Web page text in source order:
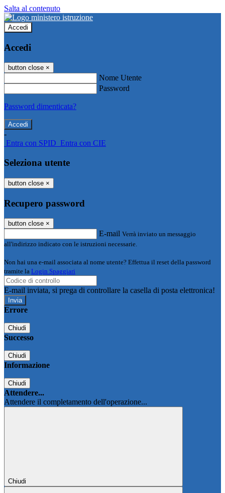
Salta al contenuto
Accedi
Accedi
button close ×
Nome Utente
Password
Password dimenticata?
-
Entra con SPID Entra con CIE
Seleziona utente
button close ×
Recupero password
button close ×
E-mail Verrà inviato un messaggio
all'indirizzo indicato con le istruzioni necessarie.
Non hai una e-mail associata al nome utente? Effettua il reset della password
tramite la Login Spaggiari
E-mail inviata, si prega di controllare la casella di posta elettronica!
Errore
Chiudi
Successo
Chiudi
Informazione
Chiudi
Attendere...
Attendere il completamento dell'operazione...
Chiudi